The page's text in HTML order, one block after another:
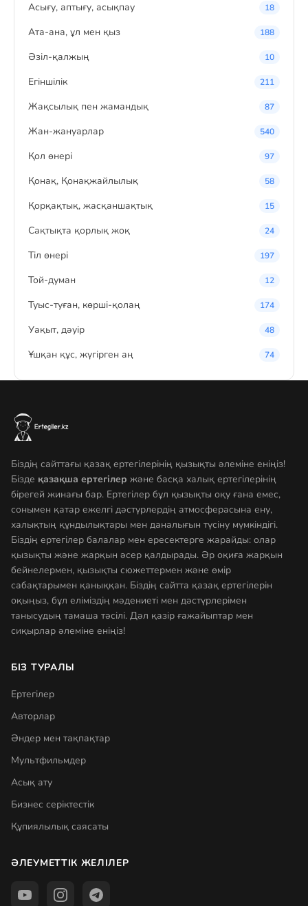
Асығу, аптығу, асықпау 18
Ата-ана, ұл мен қыз 188
Әзіл-қалжың 10
Егіншілік 211
Жақсылық пен жамандық 87
Жан-жануарлар 540
Қол өнері 97
Қонақ, Қонақжайлылық 58
Қорқақтық, жасқаншақтық 15
Сақтықта қорлық жоқ 24
Тіл өнері 197
Той-думан 12
Туыс-туған, көрші-қолаң 174
Уақыт, дәуір 48
Ұшқан құс, жүгірген аң 74
Біздің сайттағы қазақ ертегілерінің қызықты әлеміне еніңіз!
Бізде қазақша ертегілер және басқа халық ертегілерінің
бірегей жинағы бар. Ертегілер бұл қызықты оқу ғана емес,
сонымен қатар ежелгі дәстүрлердің атмосферасына ену,
халықтың құндылықтары мен даналығын түсіну мүмкіндігі.
Біздің ертегілер балалар мен ересектерге жарайды: олар
қызықты және жарқын әсер қалдырады. Әр оқиға жарқын
бейнелермен, қызықты сюжеттермен және өмір
сабақтарымен қаныққан. Біздің сайтта қазақ ертегілерін
оқыңыз, бұл еліміздің мәдениеті мен дәстүрлерімен
танысудың тамаша тәсілі. Дәл қазір ғажайыптар мен
сиқырлар әлеміне еніңіз!
БІЗ ТУРАЛЫ
Ертегілер
Авторлар
Әндер мен тақпақтар
Мультфильмдер
Асық ату
Бизнес серіктестік
Құпиялылық саясаты
ӘЛЕУМЕТТІК ЖЕЛІЛЕР